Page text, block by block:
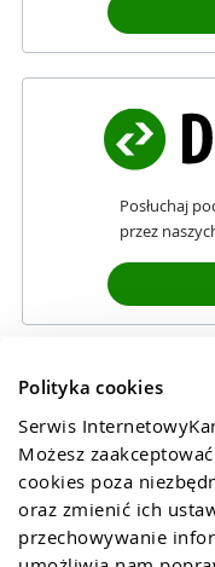
Polityka cookies
Serwis
Możesz
cookies poza
oraz zmienić ich
przechowywanie
Posłuchaj
przez